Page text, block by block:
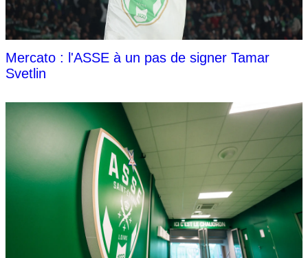
Mercato : l'ASSE à un pas de signer Tamar
Svetlin